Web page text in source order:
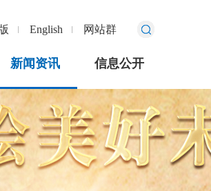
English 网站群
新闻资讯 信息公开